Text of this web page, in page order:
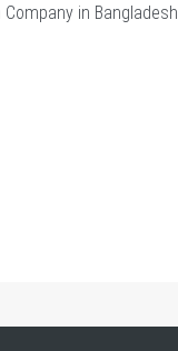
in Bangladesh